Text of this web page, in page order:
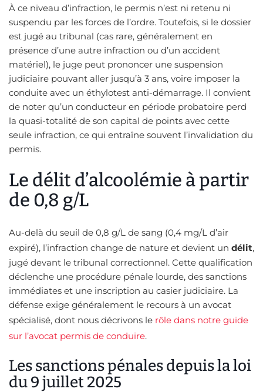
À ce niveau d’infraction, le permis n’est ni retenu ni
suspendu par les forces de l’ordre. Toutefois, si le dossier
est jugé au tribunal (cas rare, généralement en
présence d’une autre infraction ou d’un accident
matériel), le juge peut prononcer une suspension
judiciaire pouvant aller jusqu’à 3 ans, voire imposer la
conduite avec un éthylotest anti-démarrage. Il convient
de noter qu’un conducteur en période probatoire perd
la quasi-totalité de son capital de points avec cette
seule infraction, ce qui entraîne souvent l’invalidation du
permis.
Le délit d’alcoolémie à partir
de 0,8 g/L
Au-delà du seuil de 0,8 g/L de sang (0,4 mg/L d’air
expiré), l’infraction change de nature et devient un délit,
jugé devant le tribunal correctionnel. Cette qualification
déclenche une procédure pénale lourde, des sanctions
immédiates et une inscription au casier judiciaire. La
défense exige généralement le recours à un avocat
spécialisé, dont nous décrivons le rôle dans notre guide
sur l’avocat permis de conduire.
Les sanctions pénales depuis la loi
du 9 juillet 2025